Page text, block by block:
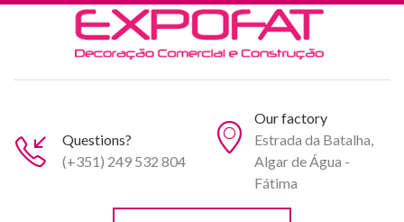
Questions?
(+351) 249 532 804
Our factory
Estrada da Batalha,
Algar de Água -
Fátima